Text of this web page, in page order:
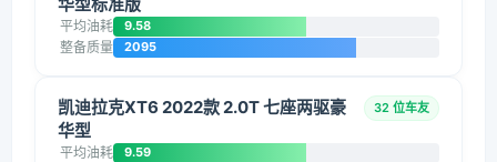
平均油耗 9.58
整备质量 2095
凯迪拉克XT6 2022款 2.0T 七座两驱豪
华型
32 位车友
平均油耗 9.59